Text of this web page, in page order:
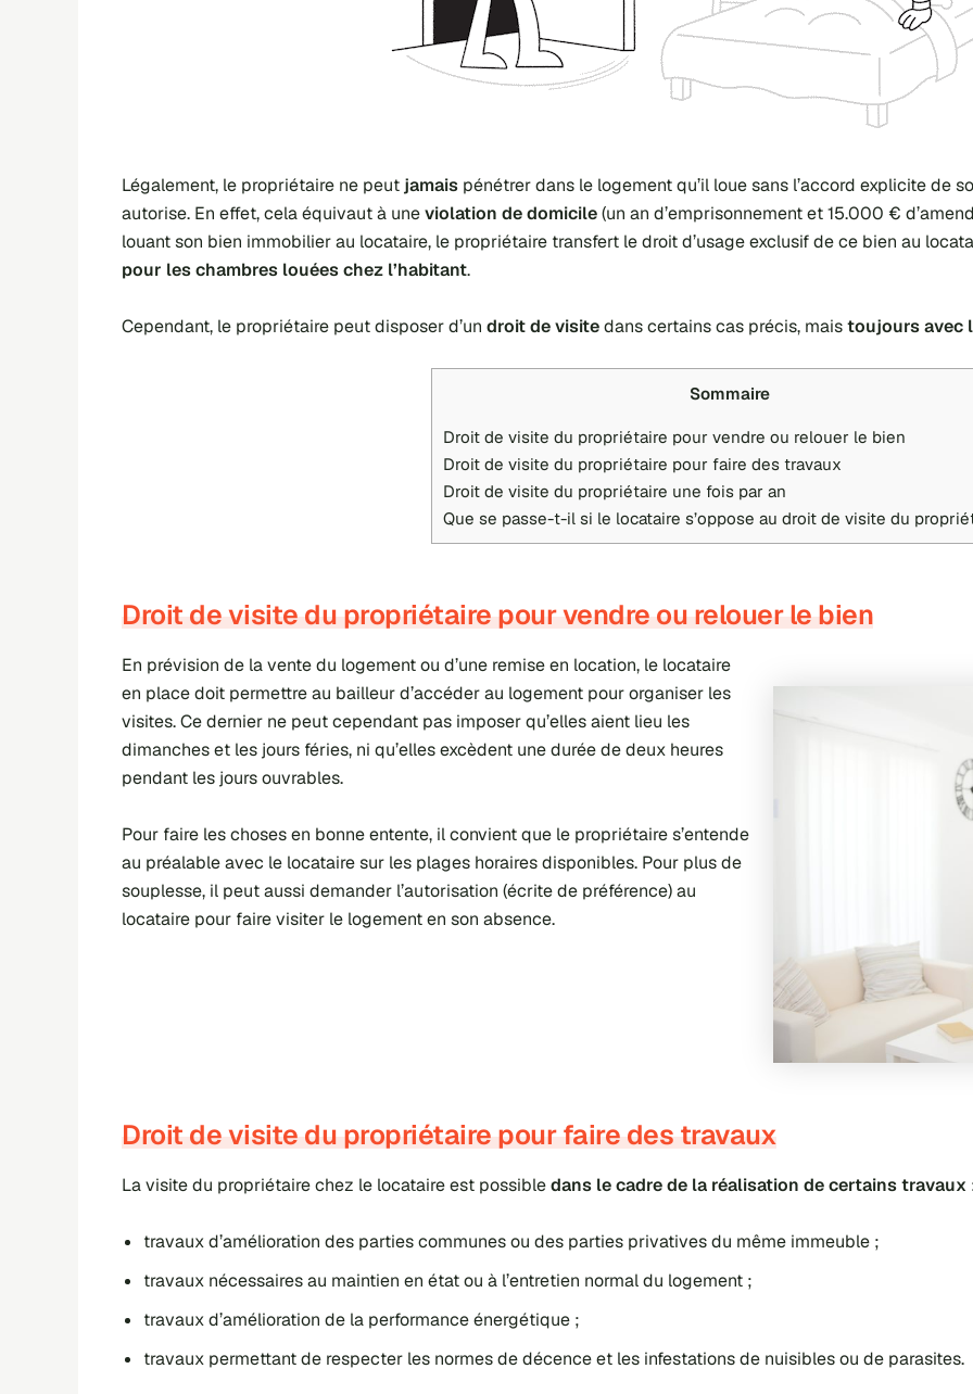
Légalement, le propriétaire ne peut jamais pénétrer dans le logement qu’il loue sans l’accord explicite de
autorise. En effet, cela équivaut à uneviolation de domicile(un an d’emprisonnement et 15.000 €
louant son bien immobilier au locataire, le propriétaire transfert le droit d’usage exclusif de ce bien au
pour les chambres louées chez l’habitant.
Cependant, le propriétaire peut disposer d’un droit de visitedans certains cas précis, maistoujours avec
Sommaire
Droit de visite du propriétaire pour vendre ou relouer le bien
Droit de visite du propriétaire pour faire des travaux
Droit de visite du propriétaire une fois par an
Que se passe-t-il si le locataire s’oppose au droit de visite du
Droit de visite du propriétaire pour vendre ou relouer le bien
En prévision de la vente du logement ou d’une remise en location, le locataire
en place doit permettre au bailleur d’accéder au logement pour organiser les
visites. Ce dernier ne peut cependant pas imposer qu’elles aient lieu les
dimanches et les jours féries, ni qu’elles excèdent une durée de deux heures
pendant les jours ouvrables.
Pour faire les choses en bonne entente, il convient que le propriétaire s’entende
au préalable avec le locataire sur les plages horaires disponibles. Pour plus de
souplesse, il peut aussi demander l’autorisation (écrite de préférence) au
locataire pour faire visiter le logement en son absence.
Droit de visite du propriétaire pour faire des travaux
La visite du propriétaire chez le locataire est possibledans le cadre de la réalisation de certains travaux
travaux d’amélioration des parties communes ou des parties privatives du même immeuble ;
travaux nécessaires au maintien en état ou à l’entretien normal du logement ;
travaux d’amélioration de la performance énergétique ;
travaux permettant de respecter les normes de décenceet les infestations de nuisibles ou de parasites.